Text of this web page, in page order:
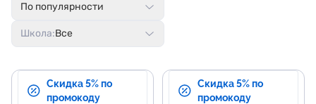
Школа:Все
По популярности
Скидка 5% по
промокоду
Скидка 5% по
промокоду